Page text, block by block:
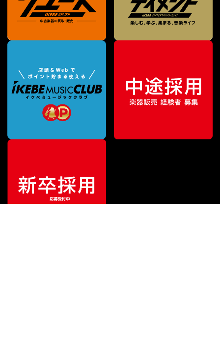
販売価格¥95,898（税込）